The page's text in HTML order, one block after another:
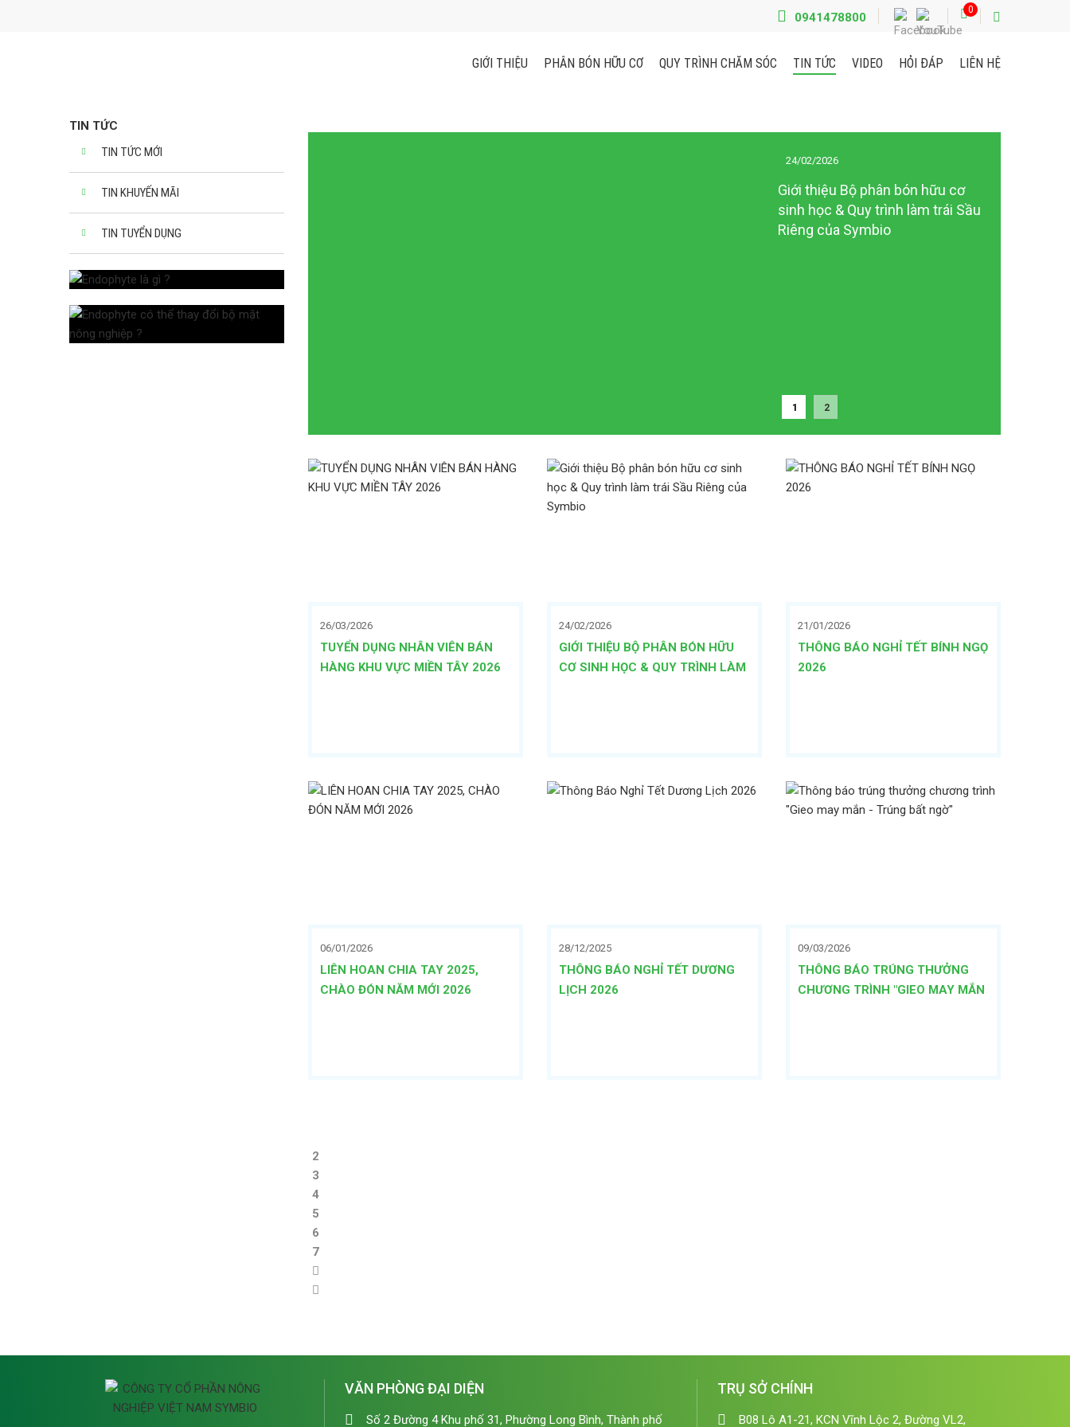
0941478800
0
GIỚI THIỆU PHÂN BÓN HỮU CƠ QUY TRÌNH CHĂM SÓC TIN TỨC VIDEO HỎI ĐÁP LIÊN HỆ
TIN TỨC
TIN TỨC MỚI
TIN KHUYẾN MÃI
TIN TUYỂN DỤNG
sinh học & Quy trình làm trái Sầu
CHƯƠNG TRÌNH CÀO
MAY MẮN – TRÚNG
1 2
26/03/2026
TUYỂN DỤNG NHÂN VIÊN BÁN
HÀNG KHU VỰC MIỀN TÂY 2026
24/02/2026
GIỚI THIỆU BỘ PHÂN BÓN HỮU
CƠ SINH HỌC & QUY TRÌNH LÀM
21/01/2026
THÔNG BÁO NGHỈ TẾT BÍNH NGỌ
2026
06/01/2026
LIÊN HOAN CHIA TAY 2025,
CHÀO ĐÓN NĂM MỚI 2026
28/12/2025
THÔNG BÁO NGHỈ TẾT DƯƠNG
LỊCH 2026
09/03/2026
THÔNG BÁO TRÚNG THƯỞNG
CHƯƠNG TRÌNH "GIEO MAY MẮN
2
3
4
5
6
7
VĂN PHÒNG ĐẠI DIỆN
Số 2 Đường 4 Khu phố 31, Phường Long Bình, Thành phố
TRỤ SỞ CHÍNH
B08 Lô A1-21, KCN Vĩnh Lộc 2, Đường VL2,